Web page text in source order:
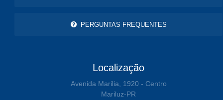
PERGUNTAS FREQUENTES
Localização
Avenida Marilia, 1920 - Centro
Mariluz-PR